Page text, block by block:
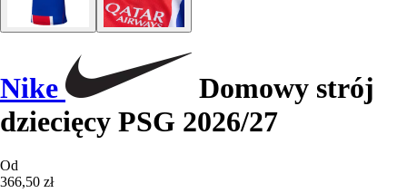
Nike
Domowy strój
dziecięcy PSG 2026/27
Od
366,50 zł